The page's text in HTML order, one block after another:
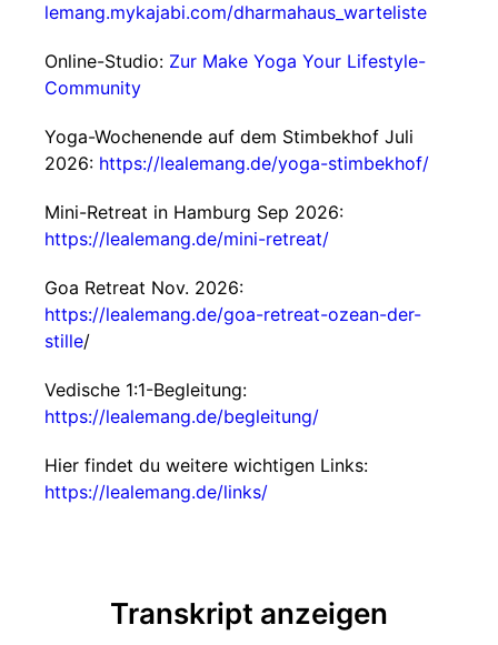
lemang.mykajabi.com/dharmahaus_warteliste
Online-Studio: Zur Make Yoga Your Lifestyle-
Community
Yoga-Wochenende auf dem Stimbekhof Juli
2026: https://lealemang.de/yoga-stimbekhof/
Mini-Retreat in Hamburg Sep 2026:
https://lealemang.de/mini-retreat/
Goa Retreat Nov. 2026:
https://lealemang.de/goa-retreat-ozean-der-
stille/
Vedische 1:1-Begleitung:
https://lealemang.de/begleitung/
Hier findet du weitere wichtigen Links:
https://lealemang.de/links/
Transkript anzeigen